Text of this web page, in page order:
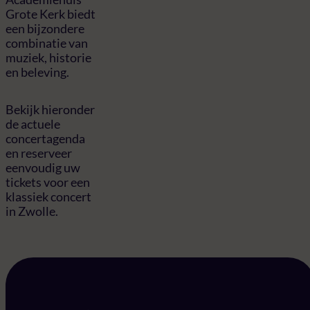
Grote Kerk biedt
een bijzondere
combinatie van
muziek, historie
en beleving.
Bekijk hieronder
de actuele
concertagenda
en reserveer
eenvoudig uw
tickets voor een
klassiek concert
in Zwolle.